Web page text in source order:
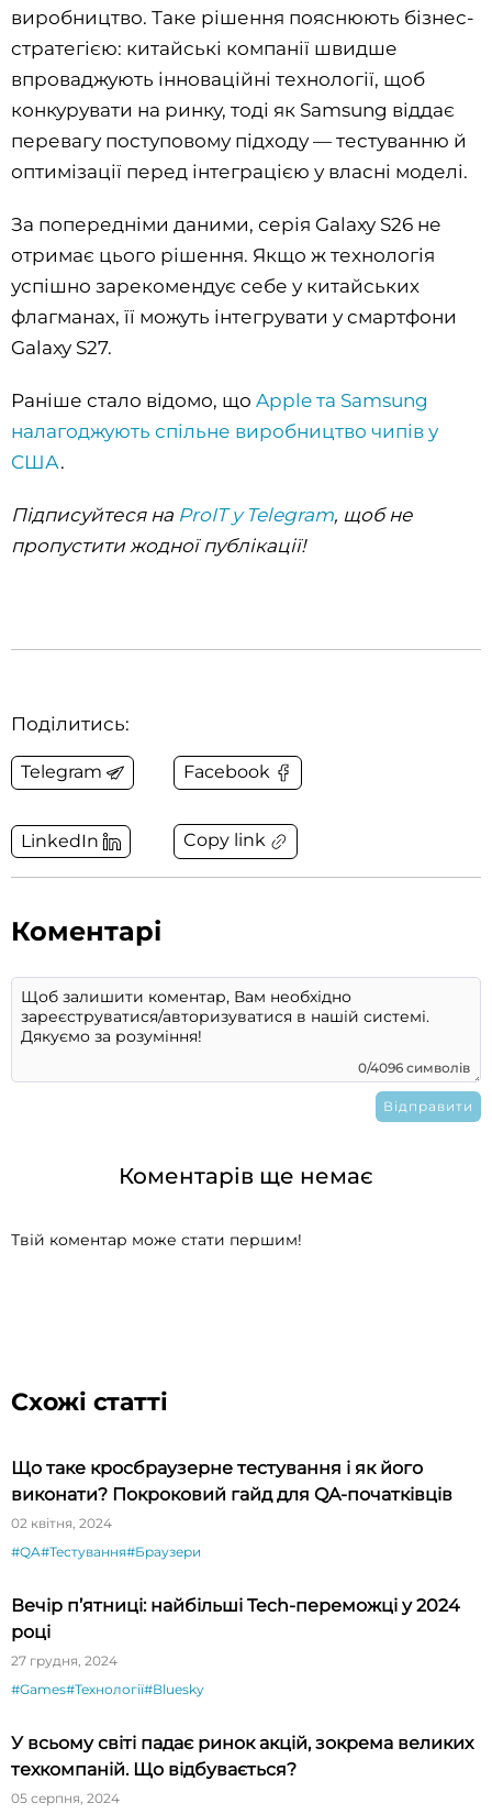
виробництво. Таке рішення пояснюють бізнес-
стратегією: китайські компанії швидше
впроваджують інноваційні технології, щоб
конкурувати на ринку, тоді як Samsung віддає
перевагу поступовому підходу — тестуванню й
оптимізації перед інтеграцією у власні моделі.
За попередніми даними, серія Galaxy S26 не
отримає цього рішення. Якщо ж технологія
успішно зарекомендує себе у китайських
флагманах, її можуть інтегрувати у смартфони
Galaxy S27.
Раніше стало відомо, що Apple та Samsung
налагоджують спільне виробництво чипів у
США.
Підписуйтеся на ProIT у Telegram, щоб не
пропустити жодної публікації!
Поділитись:
Telegram Facebook
LinkedIn Copy link
Коментарі
0/4096 символів
Коментарів ще немає
Твій коментар може стати першим!
Схожі статті
Що таке кросбраузерне тестування і як його
виконати? Покроковий гайд для QA-початківців
02 квітня, 2024
#QA#Тестування#Браузери
Вечір п’ятниці: найбільші Tech-переможці у 2024
році
27 грудня, 2024
#Games#Технології#Bluesky
У всьому світі падає ринок акцій, зокрема великих
техкомпаній. Що відбувається?
05 серпня, 2024